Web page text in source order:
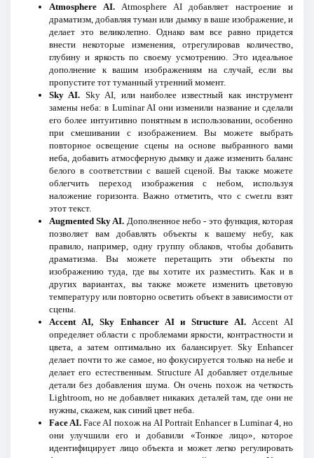
Atmosphere AI.Atmosphere AI добавляет настроение и
драматизм, добавляя туман или дымку в ваше изображение, и
делает это великолепно. Однако вам все равно придется
внести некоторые изменения, отрегулировав количество,
глубину и яркость по своему усмотрению. Это идеальное
дополнение к вашим изображениям на случай, если вы
пропустите тот туманный утренний момент.
Sky AI. Sky AI, или наиболее известный как инструмент
замены неба: в Luminar AI они изменили название и сделали
его более интуитивно понятным в использовании, особенно
при смешивании с изображением. Вы можете выбрать
повторное освещение сцены на основе выбранного вами
неба, добавить атмосферную дымку и даже изменить баланс
белого в соответствии с вашей сценой. Вы также можете
облегчить переход изображения с небом, используя
наложение горизонта. Важно отметить, что с cwer.ru взят
этот текст.
Augmented Sky AI. Дополненное небо - это функция, которая
позволяет вам добавлять объекты к вашему небу, как
правило, например, одну группу облаков, чтобы добавить
драматизма. Вы можете перетащить эти объекты по
изображению туда, где вы хотите их разместить. Как и в
других вариантах, вы также можете изменить цветовую
температуру или повторно осветить объект в зависимости от
сцены.
Accent AI, Sky Enhancer AI и Structure AI. Accent AI
определяет области с проблемами яркости, контрастности и
цвета, а затем оптимально их балансирует. Sky Enhancer
делает почти то же самое, но фокусируется только на небе и
делает его естественным. Structure AI добавляет отдельные
детали без добавления шума. Он очень похож на четкость
Lightroom, но не добавляет никаких деталей там, где они не
нужны, скажем, как синий цвет неба.
Face AI. Face AI похож на AI Portrait Enhancer в Luminar 4, но
они улучшили его и добавили «Тонкое лицо», которое
идентифицирует лицо объекта и может легко регулировать